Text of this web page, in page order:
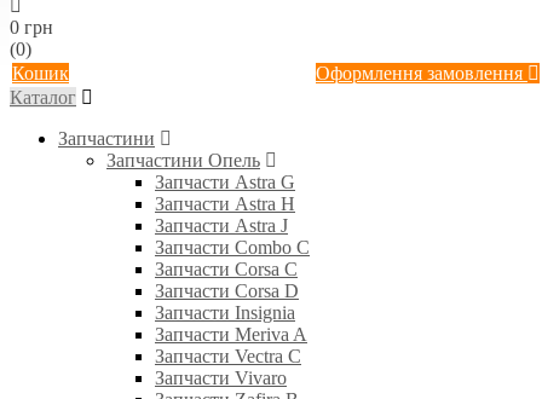
0 грн
(0)
Кошик
Оформлення замовлення
Каталог
Запчастини
Запчастини Опель
Запчасти Astra G
Запчасти Astra H
Запчасти Astra J
Запчасти Combo C
Запчасти Corsa C
Запчасти Corsa D
Запчасти Insignia
Запчасти Meriva A
Запчасти Vectra C
Запчасти Vivaro